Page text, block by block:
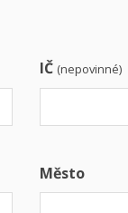
IČ (nepovinné)
Město